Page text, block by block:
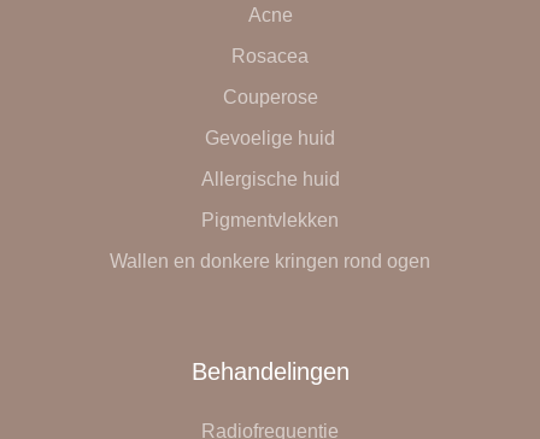
Acne
Rosacea
Couperose
Gevoelige huid
Allergische huid
Pigmentvlekken
Wallen en donkere kringen rond ogen
Behandelingen
Radiofrequentie